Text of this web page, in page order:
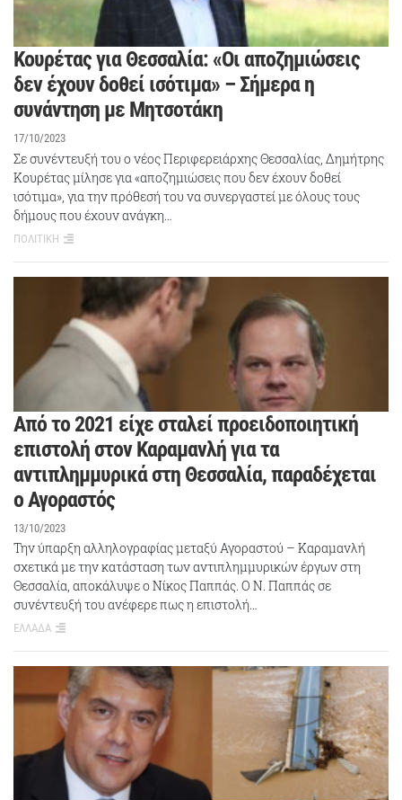
Κουρέτας για Θεσσαλία: «Οι αποζημιώσεις
δεν έχουν δοθεί ισότιμα» – Σήμερα η
συνάντηση με Μητσοτάκη
17/10/2023
Σε συνέντευξή του ο νέος Περιφερειάρχης Θεσσαλίας, Δημήτρης
Κουρέτας μίλησε για «αποζημιώσεις που δεν έχουν δοθεί
ισότιμα», για την πρόθεσή του να συνεργαστεί με όλους τους
δήμους που έχουν ανάγκη…
ΠΟΛΙΤΙΚΗ
Από το 2021 είχε σταλεί προειδοποιητική
επιστολή στον Καραμανλή για τα
αντιπλημμυρικά στη Θεσσαλία, παραδέχεται
ο Αγοραστός
13/10/2023
Την ύπαρξη αλληλογραφίας μεταξύ Αγοραστού – Καραμανλή
σχετικά με την κατάσταση των αντιπλημμυρικών έργων στη
Θεσσαλία, αποκάλυψε ο Νίκος Παππάς. Ο Ν. Παππάς σε
συνέντευξή του ανέφερε πως η επιστολή…
ΕΛΛΑΔΑ